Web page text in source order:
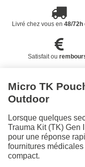
Livré chez vous en 48/72h
Satisfait ou
Micro TK
Outdoor
Lorsque quelques
Trauma Kit (TK) Gen
pour une réponse
fournitures
compact.